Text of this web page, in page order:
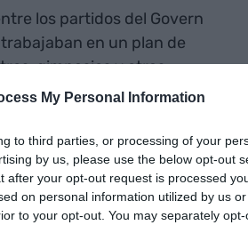
My Personal Information
to third parties, or processing of your
by us, please use the below opt-out
after your opt-out request is processed
on personal information utilized by us
to your opt-out. You may separately
los partidos del Govern
en un plan de
gimnasios y otras
a RAC1acabó de armar en
horas? El plan de Salut
en interior, aunque solo
las 21.30 horas, con